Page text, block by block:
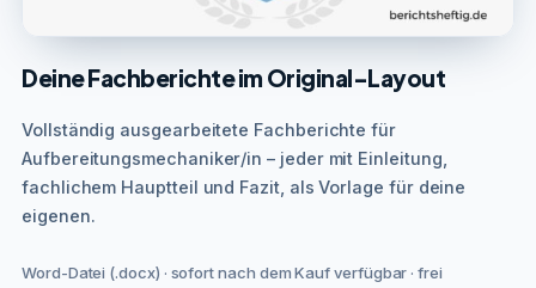
Deine Fachberichte im Original-Layout
Vollständig ausgearbeitete Fachberichte für
Aufbereitungsmechaniker/in – jeder mit Einleitung,
fachlichem Hauptteil und Fazit, als Vorlage für deine
eigenen.
Word-Datei (.docx) · sofort nach dem Kauf verfügbar · frei